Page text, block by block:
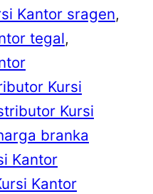
Kantor sragen
tegal
Kursi
Kursi
branka
Kantor
Kantor